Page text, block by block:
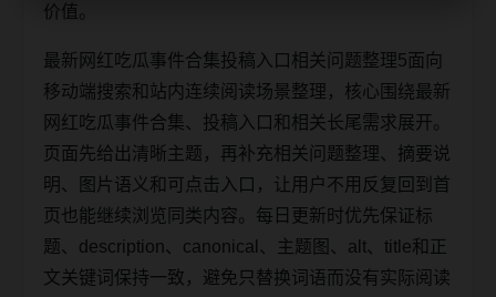
价值。
最新网红吃瓜事件合集投稿入口相关问题整理5面向
移动端搜索和站内连续阅读场景整理，核心围绕最新
网红吃瓜事件合集、投稿入口和相关长尾需求展开。
页面先给出清晰主题，再补充相关问题整理、摘要说
明、图片语义和可点击入口，让用户不用反复回到首
页也能继续浏览同类内容。每日更新时优先保证标
题、description、canonical、主题图、alt、title和正
文关键词保持一致，避免只替换词语而没有实际阅读